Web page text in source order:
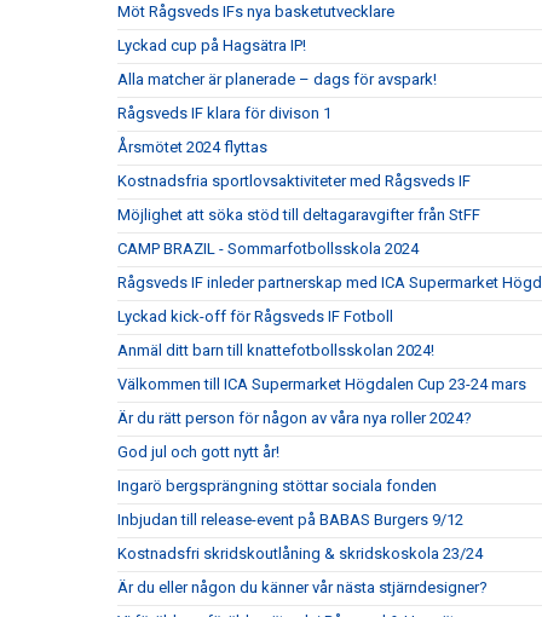
Möt Rågsveds IFs nya basketutvecklare
Lyckad cup på Hagsätra IP!
Alla matcher är planerade – dags för avspark!
Rågsveds IF klara för divison 1
Årsmötet 2024 flyttas
Kostnadsfria sportlovsaktiviteter med Rågsveds IF
Möjlighet att söka stöd till deltagaravgifter från StFF
CAMP BRAZIL - Sommarfotbollsskola 2024
Rågsveds IF inleder partnerskap med ICA Supermarket
Lyckad kick-off för Rågsveds IF Fotboll
Anmäl ditt barn till knattefotbollsskolan 2024!
Välkommen till ICA Supermarket Högdalen Cup 23-24 mars
Är du rätt person för någon av våra nya roller 2024?
God jul och gott nytt år!
Ingarö bergsprängning stöttar sociala fonden
Inbjudan till release-event på BABAS Burgers 9/12
Kostnadsfri skridskoutlåning & skridskoskola 23/24
Är du eller någon du känner vår nästa stjärndesigner?